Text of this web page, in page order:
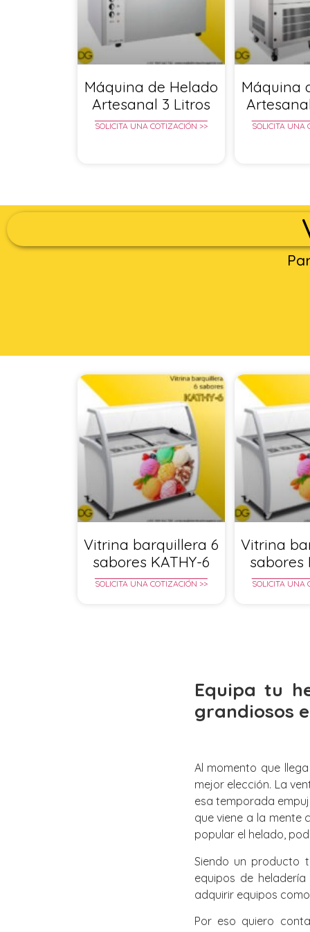
Máquina de Helado
Artesanal 3 Litros
SOLICITA UNA COTIZACIÓN >>
Máquina
SOLICITA UNA
Vitrina barquillera 6
sabores KATHY-6
SOLICITA UNA COTIZACIÓN >>
Vitrina
sabores
SOLICITA UNA
Equipa tu
grandiosos
Al momento que
mejor elección. La
esa temporada
que viene a la mente
popular el helado,
Siendo un producto
equipos de
adquirir equipos
Por eso quiero